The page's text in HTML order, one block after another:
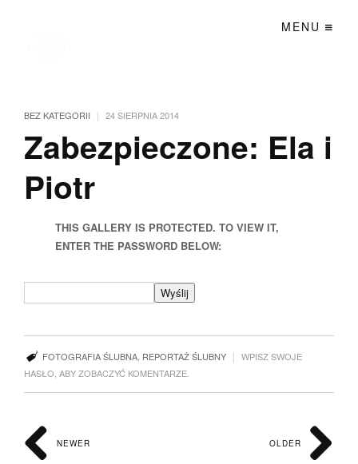
MENU
BEZ KATEGORII | 24 SIERPNIA 2014
Zabezpieczone: Ela i
Piotr
THIS GALLERY IS PROTECTED. TO VIEW IT,
ENTER THE PASSWORD BELOW:
FOTOGRAFIA ŚLUBNA, REPORTAŻ ŚLUBNY | WPISZ SWOJE
HASŁO, ABY ZOBACZYĆ KOMENTARZE.
OLDER
NEWER